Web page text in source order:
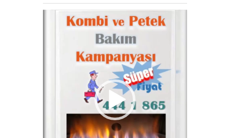
oynatıcı